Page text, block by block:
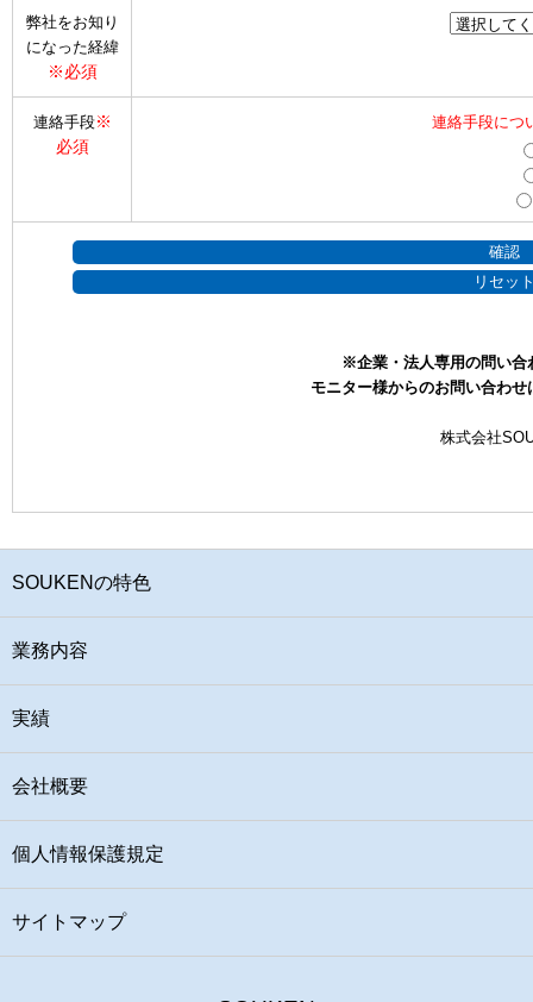
弊社をお知り
になった経緯
※必須
連絡手段※
必須
連絡手段につ
※企業・法人専用の問い合
モニター様からのお問い合わせ
株式会社
SOUKENの特色
業務内容
実績
会社概要
個人情報保護規定
サイトマップ